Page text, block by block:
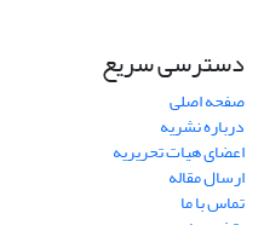
دسترسی سریع
صفحه اصلی
درباره نشریه
اعضای هیات تحریریه
ارسال مقاله
تماس با ما